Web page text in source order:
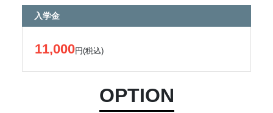
入学金
11,000円(税込)
OPTION